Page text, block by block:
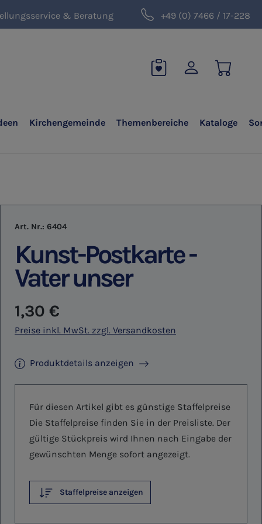
& Beratung +49 (0) 7466 / 17-228
Kirchengemeinde Themenbereiche Kataloge
Art. Nr.: 6404
Kunst-Postkarte -
Vater unser
Regulärer Preis:
1,30 €
Preise inkl. MwSt. zzgl. Versandkosten
Produktdetails anzeigen
Für diesen Artikel gibt es günstige Staffelpreise
Die Staffelpreise finden Sie in der Preisliste. Der
gültige Stückpreis wird Ihnen nach Eingabe der
gewünschten Menge sofort angezeigt.
Staffelpreise anzeigen